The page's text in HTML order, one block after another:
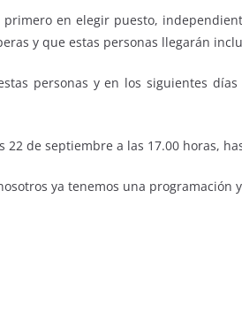
en elegir puesto,
y que estas personas llegarán
personas y en los siguientes
de septiembre a las 17.00 horas,
ya tenemos una